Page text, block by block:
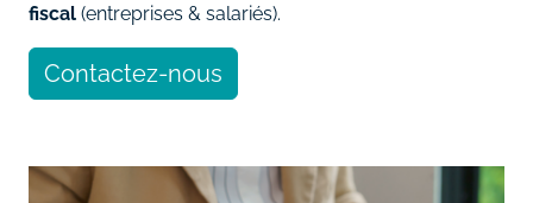
fiscal (entreprises & salariés).
Contactez-nous